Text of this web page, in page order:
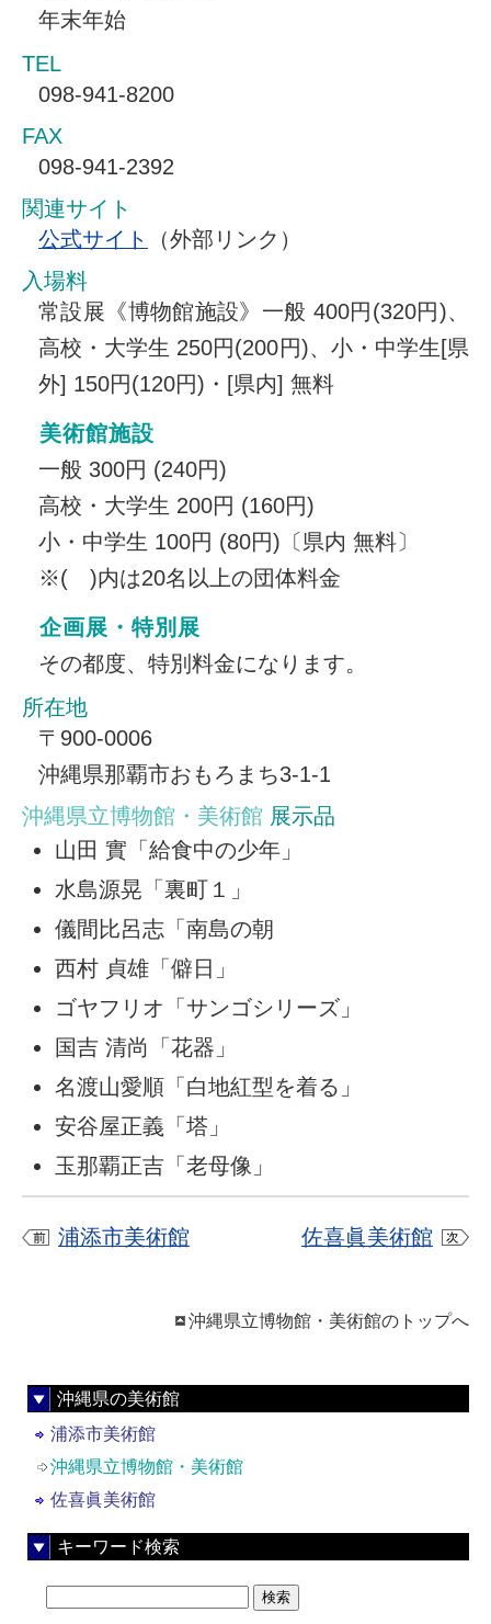
年末年始
TEL
098-941-8200
FAX
098-941-2392
関連サイト
公式サイト
（外部リンク）
入場料
常設展《博物館施設》一般 400円(320円)、
高校・大学生 250円(200円)、小・中学生[県
外] 150円(120円)・[県内] 無料
美術館施設
一般 300円 (240円)
高校・大学生 200円 (160円)
小・中学生 100円 (80円)〔県内 無料〕
※( )内は20名以上の団体料金
企画展・特別展
その都度、特別料金になります。
所在地
〒900-0006
沖縄県那覇市おもろまち3-1-1
沖縄県立博物館・美術館 展示品
山田 實「給食中の少年」
水島源晃「裏町１」
儀間比呂志「南島の朝
西村 貞雄「僻日」
ゴヤフリオ「サンゴシリーズ」
国吉 清尚「花器」
名渡山愛順「白地紅型を着る」
安谷屋正義「塔」
玉那覇正吉「老母像」
佐喜眞美術館
浦添市美術館
沖縄県立博物館・美術館のトップへ
沖縄県の美術館
浦添市美術館
沖縄県立博物館・美術館
佐喜眞美術館
キーワード検索